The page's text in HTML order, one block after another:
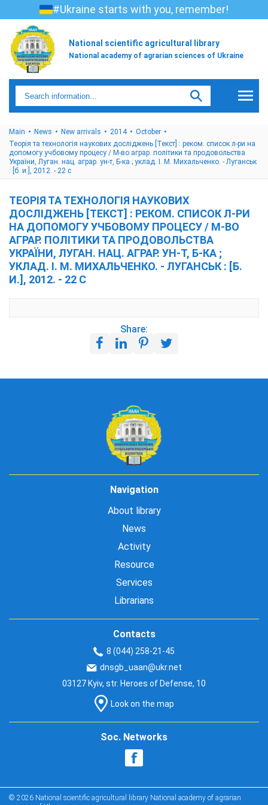
#Ukraine starts with you, remember!
National scientific agricultural library
National academy of agrarian sciences of Ukraine
Main News New arrivals 2014
October
Теорія та технологія наукових досліджень [Текст] : реком. список л-ри на
допомогу учбовому процесу / М-во аграр. політики та продовольства
України, Луган. нац. аграр. ун-т, Б-ка ; уклад. І. М. Михальченко. - Луганськ
: [б. и.], 2012. - 22 с
ТЕОРІЯ ТА ТЕХНОЛОГІЯ НАУКОВИХ
ДОСЛІДЖЕНЬ [ТЕКСТ] : РЕКОМ. СПИСОК Л-РИ
НА ДОПОМОГУ УЧБОВОМУ ПРОЦЕСУ / М-ВО
АГРАР. ПОЛІТИКИ ТА ПРОДОВОЛЬСТВА
УКРАЇНИ, ЛУГАН. НАЦ. АГРАР. УН-Т, Б-КА ;
УКЛАД. І. М. МИХАЛЬЧЕНКО. - ЛУГАНСЬК : [Б.
И.], 2012. - 22 С
Share:
Navigation
About library
News
Activity
Resource
Services
Librarians
Contacts
8 (044) 258-21-45
dnsgb_uaan@ukr.net
03127 Kyiv, str. Heroes of Defense, 10
Look on the map
Soc. Networks
© 2026 National scientific agricultural library National academy of agrarian